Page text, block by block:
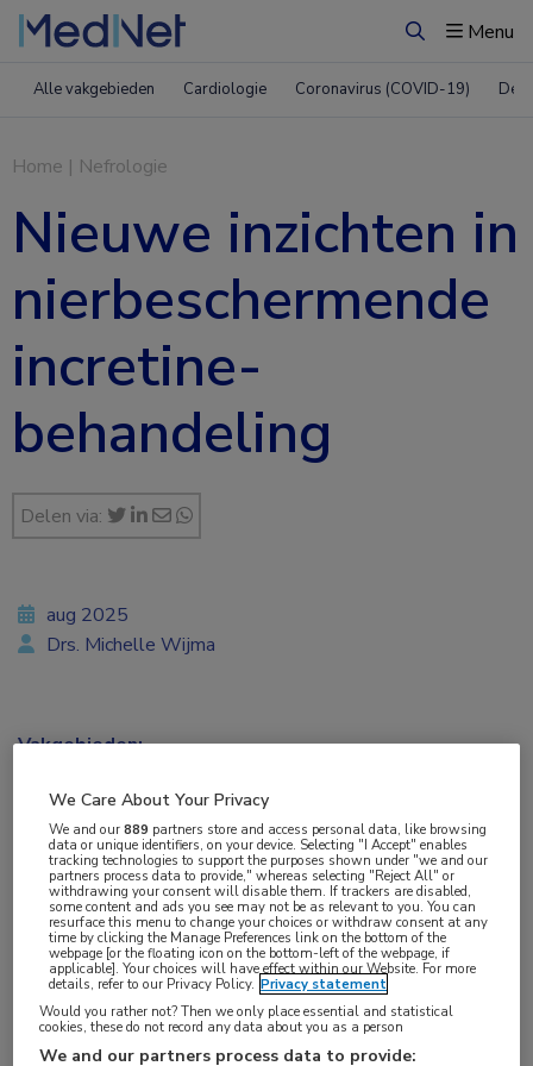
ZoekenMenu
Alle vakgebieden Cardiologie Coronavirus (COVID-19)
Home | Nefrologie
Nieuwe inzichten in
nierbeschermende
incretine-
behandeling
Delen via:
GLP-1-receptoragonisten, al dan niet
aug 2025
Drs. Michelle Wijma
Vakgebieden:
Aandachtsgebieden:
Chronische nierschade,Diabetes
Tags:
GLP-1,incretine,obesitas,overgewicht,semaglutide,
SGLT2-remmer
We Care About Your Privacy
We and our889 partners store and access personal data, like browsing
data or unique identifiers, on your device. Selecting "I Accept" enables
tracking technologies to support the purposes shown under "we and our
partners process data to provide," whereas selecting "Reject All" or
withdrawing your consent will disable them. If trackers are disabled,
some content and ads you see may not be as relevant to you. You can
resurface this menu to change your choices or withdraw consent at any
time by clicking the Manage Preferences link on the bottom of the
webpage [or the floating icon on the bottom-left of the webpage, if
applicable]. Your choices will have effect within our Website. For more
details, refer to our Privacy Policy. Privacy statement
Would you rather not? Then we only place essential and statistical
cookies, these do not record any data about you as a person
We and our partners process data to provide: